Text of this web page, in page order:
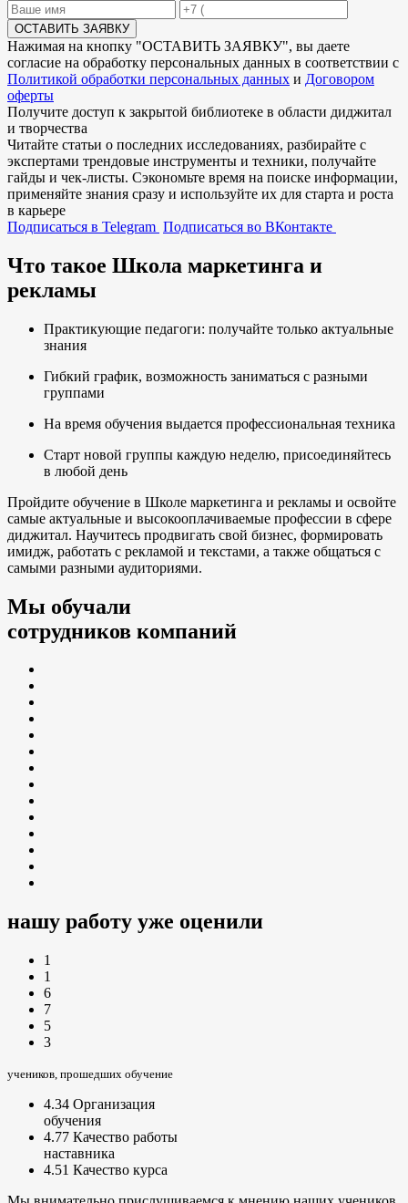
ОСТАВИТЬ ЗАЯВКУ
Нажимая на кнопку "ОСТАВИТЬ ЗАЯВКУ", вы даете
согласие на обработку персональных данных в соответствии с
Политикой обработки персональных данных и Договором
оферты
Получите доступ к закрытой библиотеке в области диджитал
и творчества
Читайте статьи о последних исследованиях, разбирайте с
экспертами трендовые инструменты и техники, получайте
гайды и чек-листы. Сэкономьте время на поиске информации,
применяйте знания сразу и используйте их для старта и роста
в карьере
Подписаться в Telegram Подписаться во ВКонтакте
Что такое Школа маркетинга и
рекламы
Практикующие педагоги: получайте только актуальные
знания
Гибкий график, возможность заниматься с разными
группами
На время обучения выдается профессиональная техника
Старт новой группы каждую неделю, присоединяйтесь
в любой день
Пройдите обучение в Школе маркетинга и рекламы и освойте
самые актуальные и высокооплачиваемые профессии в сфере
диджитал. Научитесь продвигать свой бизнес, формировать
имидж, работать с рекламой и текстами, а также общаться с
самыми разными аудиториями.
Мы обучали
сотрудников компаний
нашу работу уже оценили
1
1
6
7
5
3
учеников, прошедших обучение
4.34 Организация
обучения
4.77 Качество работы
наставника
4.51 Качество курса